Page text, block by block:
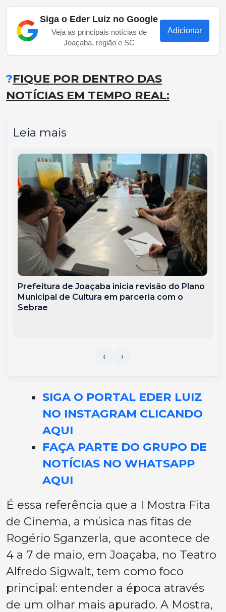
Siga o Eder Luiz no Google
Veja as principais notícias de
Joaçaba, região e SC
Adicionar
?FIQUE POR DENTRO DAS
NOTÍCIAS EM TEMPO REAL:
Leia mais
Prefeitura de Joaçaba inicia revisão do Plano
Municipal de Cultura em parceria com o
Sebrae
SIGA O PORTAL EDER LUIZ
NO INSTAGRAM CLICANDO
AQUI
FAÇA PARTE DO GRUPO DE
NOTÍCIAS NO WHATSAPP
AQUI
É essa referência que a I Mostra Fita
de Cinema, a música nas fitas de
Rogério Sganzerla, que acontece de
4 a 7 de maio, em Joaçaba, no Teatro
Alfredo Sigwalt, tem como foco
principal: entender a época através
de um olhar mais apurado. A Mostra,